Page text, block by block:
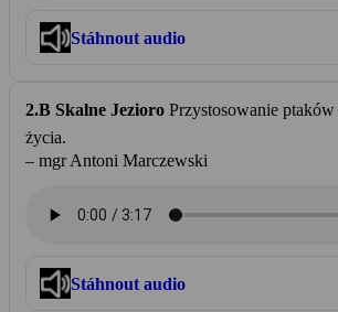
Stáhnout audio
2.B Skalne Jezioro Przystosowanie
życia.
– mgr Antoni Marczewski
Stáhnout audio